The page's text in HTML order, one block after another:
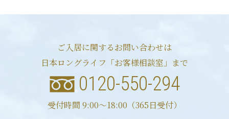
ご入居に関するお問い合わせは
日本ロングライフ「お客様相談室」まで
0120-550-294
受付時間 9:00〜18:00（365日受付）